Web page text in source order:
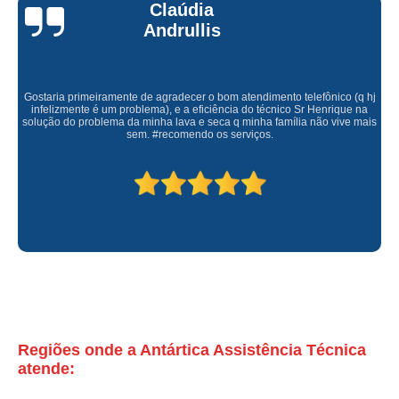
assistencia tecnica refrigerador Zona Oeste
assistencia tecnica refrigerador com defeito Jardim São Paulo
assistencia tecnica refrigerador não liga valores chora menino
telefone de assistencia tecnica electrolux refrigerador lauzane
telefone de assistencia tecnica refrigerador com defeito Parque Residencial
conserto de refrigerador electrolux assistencia tecnica barra funda
Claúdia
Andrullis
Gostaria primeiramente de agradecer o bom atendimento telefônico (q hj
infelizmente é um problema), e a eficiência do técnico Sr Henrique na
solução do problema da minha lava e seca q minha família não vive mais
sem. #recomendo os serviços.
Regiões onde a Antártica Assistência Técnica
atende: